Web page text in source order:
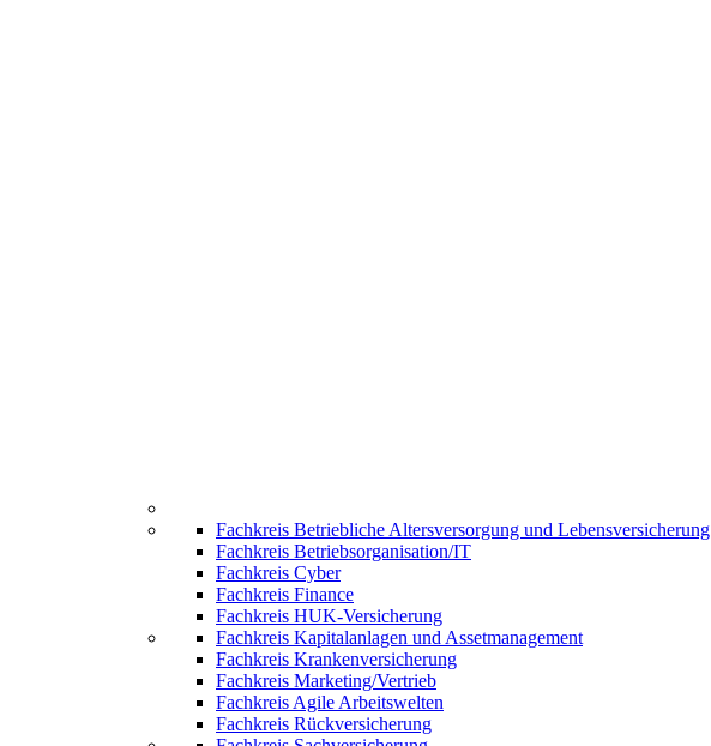
Fachkreis Betriebliche Altersversorgung und Lebensversicherung
Fachkreis Betriebsorganisation/IT
Fachkreis Cyber
Fachkreis Finance
Fachkreis HUK-Versicherung
Fachkreis Kapitalanlagen und Assetmanagement
Fachkreis Krankenversicherung
Fachkreis Marketing/Vertrieb
Fachkreis Agile Arbeitswelten
Fachkreis Rückversicherung